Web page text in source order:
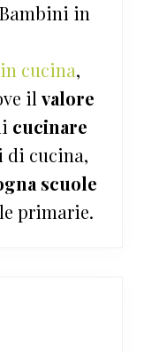
in
cucina,
il valore
cucinare
cucina,
scuole
primarie.